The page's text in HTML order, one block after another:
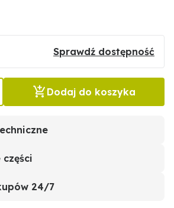
Sprawdź dostępność
Dodaj do koszyka
24/7